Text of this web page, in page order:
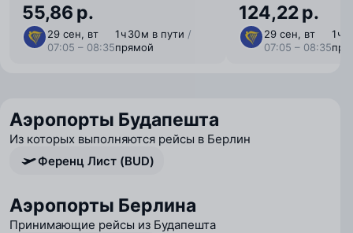
55,86 р.
29 сен, вт
07:05 – 08:35
1 ⁠ч 30 ⁠м в пути /
прямой
124,22 р.
29 сен, вт
07:05 – 08:35
1 ⁠ч
Аэропорты Будапешта
Из которых выполняются рейсы в Берлин
Ференц Лист (BUD)
Аэропорты Берлина
Принимающие рейсы из Будапешта